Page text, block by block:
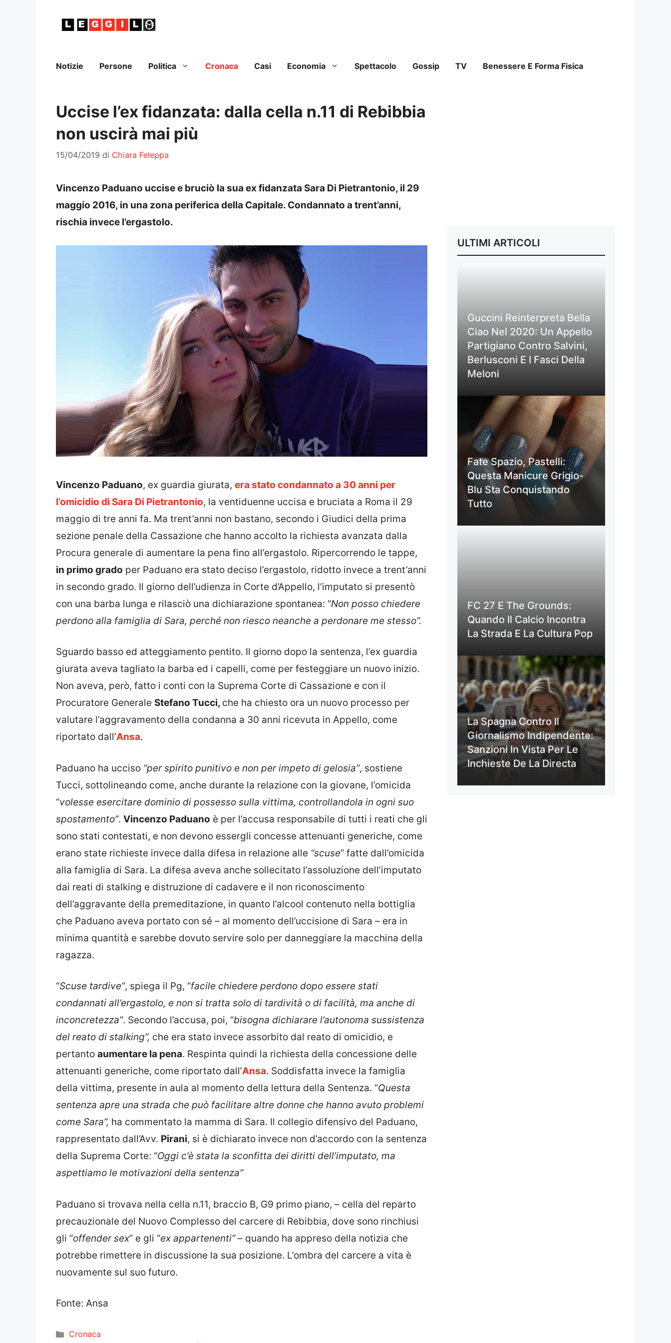
Notizie Persone Politica Cronaca Casi Economia Spettacolo Gossip TV Benessere E Forma Fisica
Uccise l’ex fidanzata: dalla cella n.11 di Rebibbia
non uscirà mai più
15/04/2019 di Chiara Feleppa
Vincenzo Paduano uccise e bruciò la sua ex fidanzata Sara Di Pietrantonio, il 29
maggio 2016, in una zona periferica della Capitale. Condannato a trent’anni,
rischia invece l’ergastolo.
Vincenzo Paduano, ex guardia giurata, era stato condannato a 30 anni per
l’omicidio di Sara Di Pietrantonio, la ventiduenne uccisa e bruciata a Roma il 29
maggio di tre anni fa. Ma trent’anni non bastano, secondo i Giudici della prima
sezione penale della Cassazione che hanno accolto la richiesta avanzata dalla
Procura generale di aumentare la pena fino all’ergastolo. Ripercorrendo le tappe,
in primo grado per Paduano era stato deciso l’ergastolo, ridotto invece a trent’anni
in secondo grado. Il giorno dell’udienza in Corte d’Appello, l’imputato si presentò
con una barba lunga e rilasciò una dichiarazione spontanea: “Non posso chiedere
perdono alla famiglia di Sara, perché non riesco neanche a perdonare me stesso”.
Sguardo basso ed atteggiamento pentito. Il giorno dopo la sentenza, l’ex guardia
giurata aveva tagliato la barba ed i capelli, come per festeggiare un nuovo inizio.
Non aveva, però, fatto i conti con la Suprema Corte di Cassazione e con il
Procuratore Generale Stefano Tucci, che ha chiesto ora un nuovo processo per
valutare l’aggravamento della condanna a 30 anni ricevuta in Appello, come
riportato dall’Ansa.
Paduano ha ucciso “per spirito punitivo e non per impeto di gelosia”, sostiene
Tucci, sottolineando come, anche durante la relazione con la giovane, l’omicida
“volesse esercitare dominio di possesso sulla vittima, controllandola in ogni suo
spostamento”. Vincenzo Paduano è per l’accusa responsabile di tutti i reati che gli
sono stati contestati, e non devono essergli concesse attenuanti generiche, come
erano state richieste invece dalla difesa in relazione alle “scuse” fatte dall’omicida
alla famiglia di Sara. La difesa aveva anche sollecitato l’assoluzione dell’imputato
dai reati di stalking e distruzione di cadavere e il non riconoscimento
dell’aggravante della premeditazione, in quanto l’alcool contenuto nella bottiglia
che Paduano aveva portato con sé – al momento dell’uccisione di Sara – era in
minima quantità e sarebbe dovuto servire solo per danneggiare la macchina della
ragazza.
“Scuse tardive”, spiega il Pg, “facile chiedere perdono dopo essere stati
condannati all’ergastolo, e non si tratta solo di tardività o di facilità, ma anche di
inconcretezza”. Secondo l’accusa, poi, “bisogna dichiarare l’autonoma sussistenza
del reato di stalking”, che era stato invece assorbito dal reato di omicidio, e
pertanto aumentare la pena. Respinta quindi la richiesta della concessione delle
attenuanti generiche, come riportato dall’Ansa. Soddisfatta invece la famiglia
della vittima, presente in aula al momento della lettura della Sentenza. “Questa
sentenza apre una strada che può facilitare altre donne che hanno avuto problemi
come Sara”, ha commentato la mamma di Sara. Il collegio difensivo del Paduano,
rappresentato dall’Avv. Pirani, si è dichiarato invece non d’accordo con la sentenza
della Suprema Corte: “Oggi c’è stata la sconfitta dei diritti dell’imputato, ma
aspettiamo le motivazioni della sentenza”
Paduano si trovava nella cella n.11, braccio B, G9 primo piano, – cella del reparto
precauzionale del Nuovo Complesso del carcere di Rebibbia, dove sono rinchiusi
gli “offender sex” e gli “ex appartenenti”– quando ha appreso della notizia che
potrebbe rimettere in discussione la sua posizione. L’ombra del carcere a vita è
nuovamente sul suo futuro.
Fonte: Ansa
Categorie
Cronaca
ULTIMI ARTICOLI
Guccini Reinterpreta Bella
Ciao Nel 2020: Un Appello
Partigiano Contro Salvini,
Berlusconi E I Fasci Della
Meloni
Fate Spazio, Pastelli:
Questa Manicure Grigio-
Blu Sta Conquistando
Tutto
FC 27 E The Grounds:
Quando Il Calcio Incontra
La Strada E La Cultura Pop
La Spagna Contro Il
Giornalismo Indipendente:
Sanzioni In Vista Per Le
Inchieste De La Directa